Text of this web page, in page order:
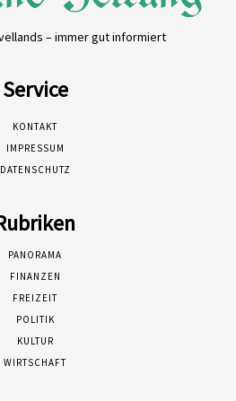
– immer gut informiert
Service
KONTAKT
IMPRESSUM
DATENSCHUTZ
PANORAMA
FINANZEN
FREIZEIT
POLITIK
KULTUR
WIRTSCHAFT